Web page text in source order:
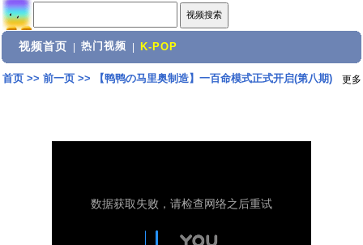
视频首页 热门视频 K-POP
首页>> 前一页>> 【鸭鸭の马里奥制造】一百命模式正式开启(第八期) 更多